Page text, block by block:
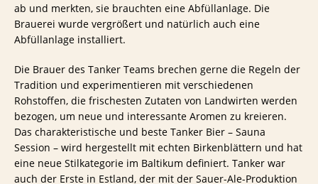
ab und merkten, sie brauchten eine Abfüllanlage. Die
Brauerei wurde vergrößert und natürlich auch eine
Abfüllanlage installiert.
Die Brauer des Tanker Teams brechen gerne die Regeln der
Tradition und experimentieren mit verschiedenen
Rohstoffen, die frischesten Zutaten von Landwirten werden
bezogen, um neue und interessante Aromen zu kreieren.
Das charakteristische und beste Tanker Bier – Sauna
Session – wird hergestellt mit echten Birkenblättern und hat
eine neue Stilkategorie im Baltikum definiert. Tanker war
auch der Erste in Estland, der mit der Sauer-Ale-Produktion